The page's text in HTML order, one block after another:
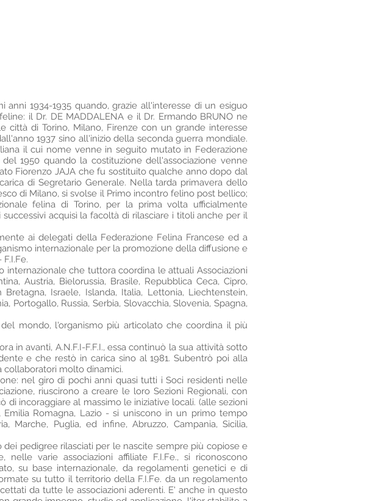
1934-1935 quando, grazie all'interesse di un esiguo
il Dr. DE MADDALENA e il Dr. Ermando BRUNO ne
di Torino, Milano, Firenze con un grande interesse
1937 sino all'inizio della seconda guerra mondiale.
il cui nome venne in seguito mutato in Federazione
1950 quando la costituzione dell'associazione venne
Fiorenzo JAJA che fu sostituito qualche anno dopo dal
di Segretario Generale. Nella tarda primavera dello
di Milano, si svolse il Primo incontro felino post bellico;
felina di Torino, per la prima volta ufficialmente
acquisì la facoltà di rilasciare i titoli anche per il
ai delegati della Federazione Felina Francese ed a
internazionale per la promozione della diffusione e
internazionale che tuttora coordina le attuali Associazioni
Austria, Bielorussia, Brasile, Repubblica Ceca, Cipro,
Bretagna, Israele, Islanda, Italia, Lettonia, Liechtenstein,
Portogallo, Russia, Serbia, Slovacchia, Slovenia, Spagna,
mondo, l'organismo più articolato che coordina il più
in avanti, A.N.F.I-F.F.I., essa continuò la sua attività sotto
e che restò in carica sino al 1981. Subentrò poi alla
collaboratori molto dinamici.
nel giro di pochi anni quasi tutti i Soci residenti nelle
riuscirono a creare le loro Sezioni Regionali, con
incoraggiare al massimo le iniziative locali. (alle sezioni
Romagna, Lazio - si uniscono in un primo tempo
Marche, Puglia, ed infine, Abruzzo, Campania, Sicilia,
pedigree rilasciati per le nascite sempre più copiose e
varie associazioni affiliate F.I.Fe., si riconoscono
su base internazionale, da regolamenti genetici e di
su tutto il territorio della F.I.Fe. da un regolamento
da tutte le associazioni aderenti. E' anche in questo